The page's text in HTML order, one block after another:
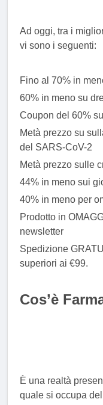
Ad oggi, tra i
vi sono i seguenti:
Fino al 70% in
60% in meno su
Coupon del 60%
Metà prezzo su
del SARS-CoV-2
Metà prezzo sulle
44% in meno sui
40% in meno per
Prodotto in
newsletter
Spedizione
superiori ai €99.
Cos’è
È una realtà
quale si occupa